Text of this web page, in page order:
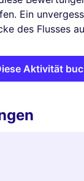
Ein
des Flusses
Aktivität